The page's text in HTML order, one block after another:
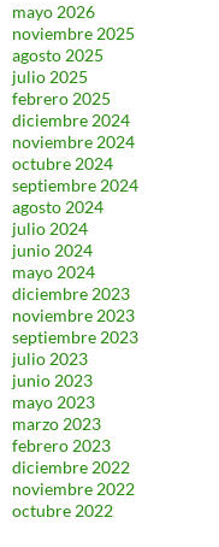
mayo 2026
noviembre 2025
agosto 2025
julio 2025
febrero 2025
diciembre 2024
noviembre 2024
octubre 2024
septiembre 2024
agosto 2024
julio 2024
junio 2024
mayo 2024
diciembre 2023
noviembre 2023
septiembre 2023
julio 2023
junio 2023
mayo 2023
marzo 2023
febrero 2023
diciembre 2022
noviembre 2022
octubre 2022